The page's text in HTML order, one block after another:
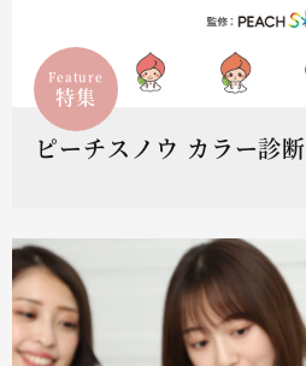
Feature
特集
ピーチスノウ カラー診断